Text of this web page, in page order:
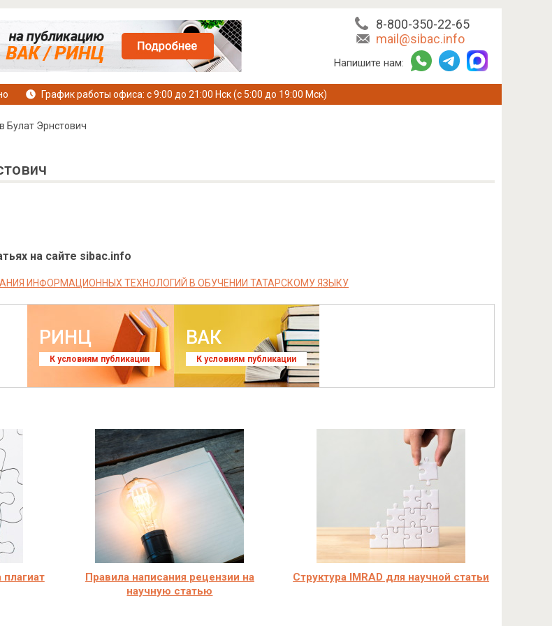
8-800-350-22-65
mail@sibac.info
Напишите нам:
График работы офиса: с 9:00 до 21:00 Нск (с 5:00 до 19:00 Мск)
Булат Эрнстович
на сайте sibac.info
ИНФОРМАЦИОННЫХ ТЕХНОЛОГИЙ В ОБУЧЕНИИ ТАТАРСКОМУ ЯЗЫКУ
РИНЦ
К условиям публикации
ВАК
К условиям публикации
Правила написания рецензии на
научную статью
Структура IMRAD для научной статьи